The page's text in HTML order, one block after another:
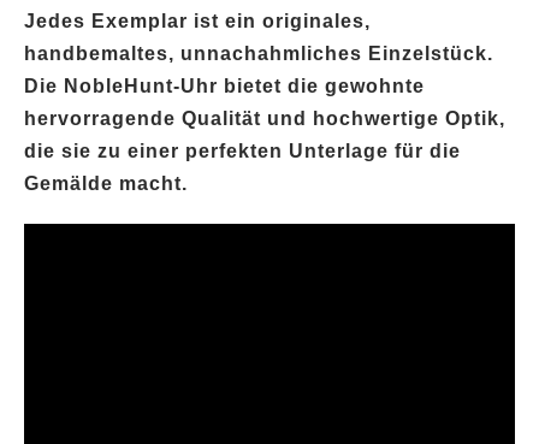
Jedes Exemplar ist ein originales,
handbemaltes, unnachahmliches Einzelstück.
Die NobleHunt-Uhr bietet die gewohnte
hervorragende Qualität und hochwertige Optik,
die sie zu einer perfekten Unterlage für die
Gemälde macht.